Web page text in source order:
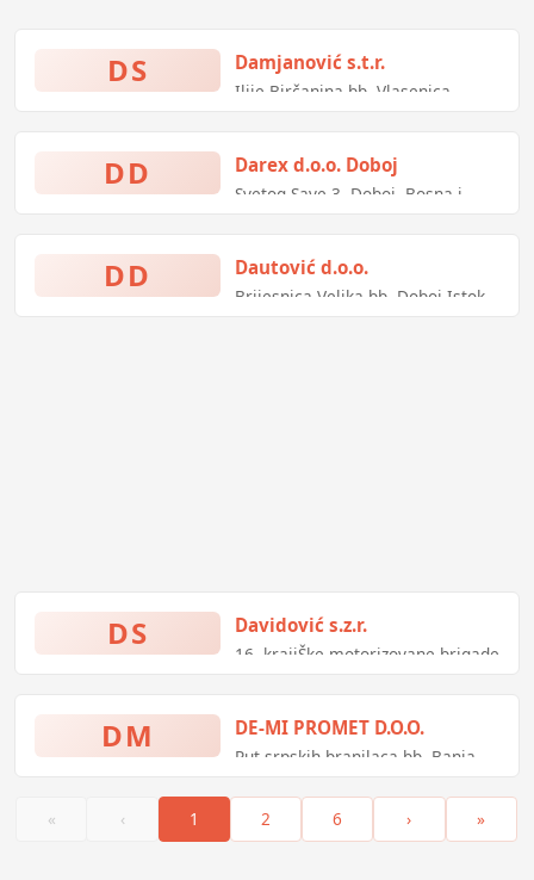
DS Damjanović s.t.r.
Ilije Birčanina bb, Vlasenica,
DD Darex d.o.o. Doboj
Svetog Save 3, Doboj, Bosna i
DD Dautović d.o.o.
Brijesnica Velika bb, Doboj Istok,
DS Davidović s.z.r.
16. krajiŠke motorizovane brigade
DM DE-MI PROMET D.O.O.
Put srpskih branilaca bb, Banja
«
‹ 1 2 6 › »